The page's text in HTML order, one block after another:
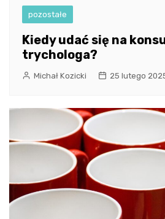
pozostałe
Kiedy udać się na
trychologa?
Michał Kozicki 25 lutego